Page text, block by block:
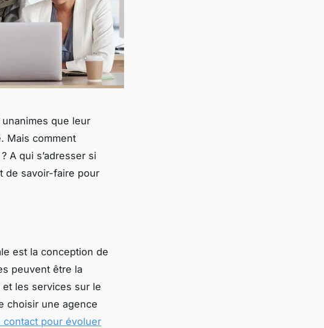
que leur
Mais comment
A qui s’adresser si
de savoir-faire pour
est la conception de
peuvent être la
les services sur le
choisir une agence
contact pour évoluer